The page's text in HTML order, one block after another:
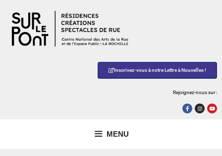
Inscrivez-vous à notre Lettre à Nouvelles !
Rejoignez-nous sur :
MENU